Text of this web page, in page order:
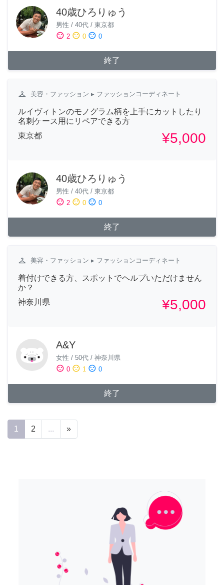
40歳ひろりゅう
男性 / 40代 / 東京都
sentiment_satisfied 2 sentiment_neutral 0 sentiment_dissatisfied 0
終了
checkroom 美容・ファッション ▸ ファッションコーディネート
ルイヴィトンのモノグラム柄を上手にカットしたり
名刺ケース用にリペアできる方
東京都
¥5,000
40歳ひろりゅう
男性 / 40代 / 東京都
sentiment_satisfied 2 sentiment_neutral 0 sentiment_dissatisfied 0
終了
checkroom 美容・ファッション ▸ ファッションコーディネート
着付けできる方、スポットでヘルプいただけません
か？
神奈川県
¥5,000
A&Y
女性 / 50代 / 神奈川県
sentiment_satisfied 0 sentiment_neutral 1 sentiment_dissatisfied 0
終了
1 2 ... »